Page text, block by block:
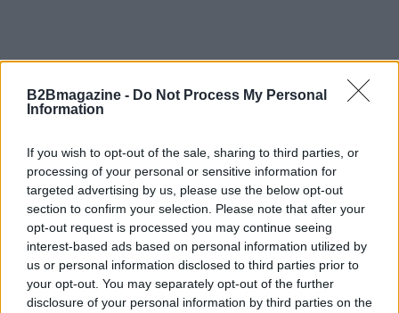
B2Bmagazine - Do Not Process My Personal
Information
If you wish to opt-out of the sale, sharing to third parties, or
processing of your personal or sensitive information for
targeted advertising by us, please use the below opt-out
section to confirm your selection. Please note that after your
opt-out request is processed you may continue seeing
interest-based ads based on personal information utilized by
us or personal information disclosed to third parties prior to
your opt-out. You may separately opt-out of the further
disclosure of your personal information by third parties on the
AUTORE
AiAdhubMedia